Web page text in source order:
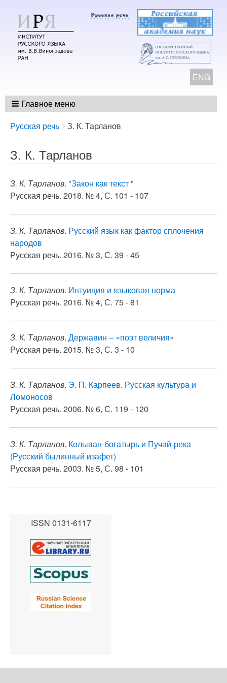
ENG
Главное меню
Breadcrumbs
You
here:
Русская речь З. К. Тарланов
З. К. Тарланов
З. К. Тарланов. "Закон как текст "
Русская речь. 2018. № 4, С. 101 - 107
З. К. Тарланов. Русский язык как фактор сплочения
народов
Русская речь. 2016. № 3, С. 39 - 45
З. К. Тарланов. Интуиция и языковая норма
Русская речь. 2016. № 4, С. 75 - 81
З. К. Тарланов. Державин – «поэт величия»
Русская речь. 2015. № 3, С. 3 - 10
З. К. Тарланов. Э. П. Карпеев. Русская культура и
Ломоносов
Русская речь. 2006. № 6, С. 119 - 120
З. К. Тарланов. Колыван-богатырь и Пучай-река
(Русский былинный изафет)
Русская речь. 2003. № 5, С. 98 - 101
ISSN 0131-6117